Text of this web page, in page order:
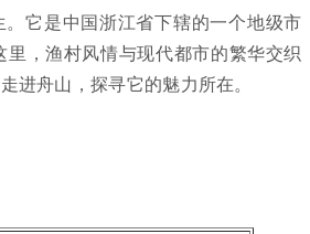
它是中国浙江省下辖的一个地级市
，渔村风情与现代都市的繁华交织
进舟山，探寻它的魅力所在。